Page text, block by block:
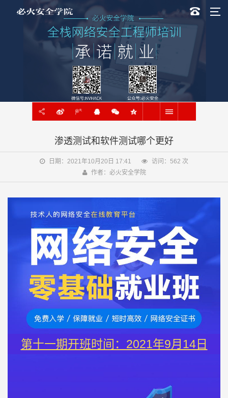
渗透测试和软件测试哪个更好
日期：2021年10月20日 17:41 访问： 562 次
作者：必火安全学院
第十一期开班时间：2021年9月14日